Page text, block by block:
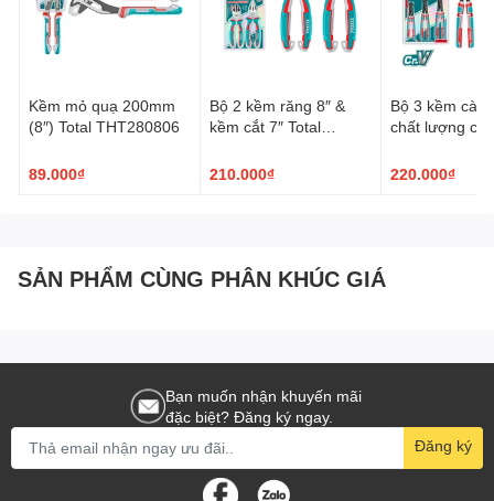
Kềm mỏ quạ 200mm
(8″) Total THT280806
89.000₫
Bộ 2 kềm răng 8″ &
kềm cắt 7″ Total
210.000₫
Bộ 3 kềm
chất lượng
220.000₫
SẢN PHẨM CÙNG PHÂN KHÚC GIÁ
Bạn muốn nhận khuyến mãi
đặc biệt? Đăng ký ngay.
Đăng ký